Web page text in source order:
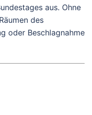
aus. Ohne
des
oder Beschlagnahme